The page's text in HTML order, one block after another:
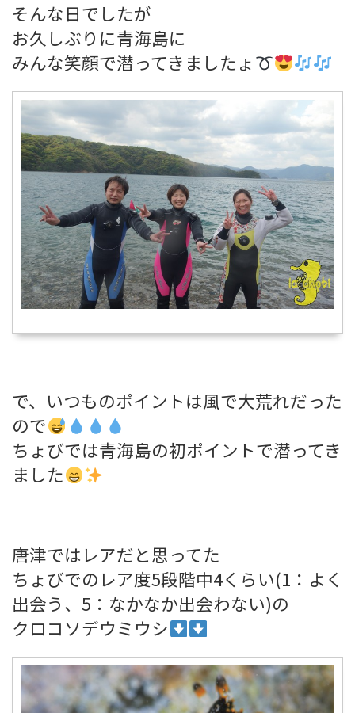
そんな日でしたが
お久しぶりに青海島に
みんな笑顔で潜ってきましたょ
で、いつものポイントは風で大荒れだった
ので
ちょびでは青海島の初ポイントで潜ってき
ました
唐津ではレアだと思ってた
ちょびでのレア度5段階中4くらい(1：よく
出会う、5：なかなか出会わない)の
クロコソデウミウシ